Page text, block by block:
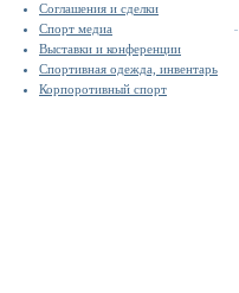
Соглашения и сделки
Спорт медиа
Выставки и конференции
Спортивная одежда, инвентарь
Корпоротивный спорт